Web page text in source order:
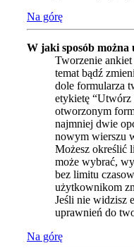
Na górę
W jaki sposób można
Tworzenie
temat bądź
dole formularza
etykietę
otworzonym
najmniej dwie
nowym wierszu
Możesz określić
może wybrać,
bez limitu
użytkownikom
Jeśli nie widzisz
uprawnień do
Na górę